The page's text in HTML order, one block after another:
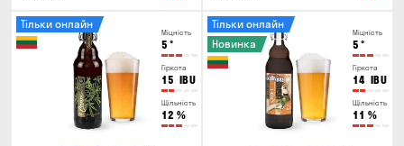
Міцність
5 °
Гіркота
15 IBU
Щільність
12 %
Тільки онлайн
Міцність
5 °
Гіркота
14 IBU
Щільність
11 %
Тільки онлайн
Новинка